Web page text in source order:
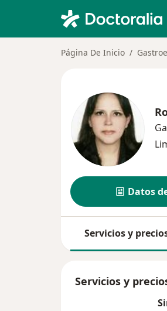
Página De Inicio
Datos
Servicios y
Servicios y